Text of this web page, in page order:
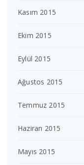
Kasım 2015
Ekim 2015
Eylül 2015
Ağustos 2015
Temmuz 2015
Haziran 2015
Mayıs 2015